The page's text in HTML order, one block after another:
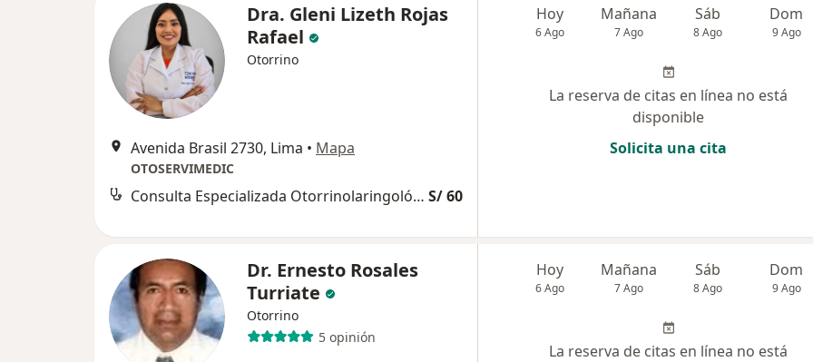
Dra. Gleni Lizeth Rojas
Rafael
Otorrino
Avenida Brasil 2730, Lima • Mapa
OTOSERVIMEDIC
Consulta Especializada Otorrinolaringológica S/ 60
Hoy
6 Ago
Mañana
7 Ago
Sáb
8 Ago
Dom
9 Ago
La reserva de citas en línea no está
disponible
Solicita una cita
Dr. Ernesto Rosales
Turriate
Otorrino
5 opinión
Hoy
6 Ago
Mañana
7 Ago
Sáb
8 Ago
Dom
9 Ago
La reserva de citas en línea no está